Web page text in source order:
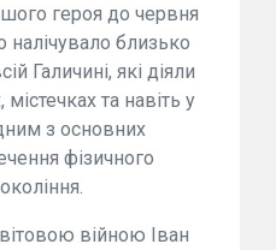
героя до червня
налічувало близько
Галичині, які діяли
та навіть у
з основних
фізичного
війною Іван